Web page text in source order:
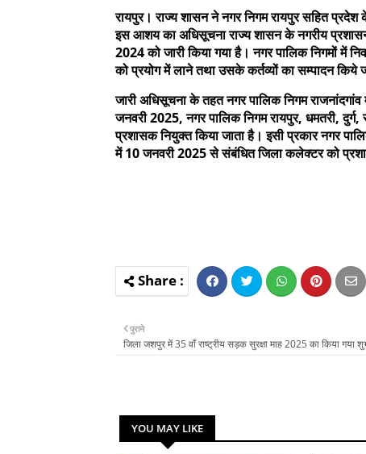
रायपुर। राज्य शासन ने नगर निगम रायपुर सहित
इस आशय का अधिसूचना राज्य शासन के नगरीय प्रशासन
2024 को जारी किया गया है। नगर पालिक निगमों में
को प्रयोग में लाने तथा उसके कर्तव्यों का सम्पादन
जारी अधिसूचना के तहत नगर पालिक निगम
जनवरी 2025, नगर पालिक निगम रायपुर, धमतरी,
प्रशासक नियुक्त किया जाता है। इसी प्रकार नगर
में 10 जनवरी 2025 से संबंधित जिला कलेक्टर को
पुराने
जिला जशपुर में 35 वॉं राष्ट्रीय सड़क सुरक्षा माह 2025 का किया गया
YOU MAY LIKE